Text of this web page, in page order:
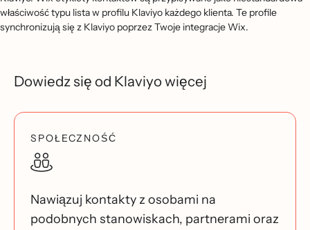
właściwość typu lista w profilu Klaviyo każdego klienta. Te profile
synchronizują się z Klaviyo poprzez Twoje integracje Wix.
Dowiedz się od Klaviyo więcej
SPOŁECZNOŚĆ
Nawiązuj kontakty z osobami na
podobnych stanowiskach, partnerami oraz